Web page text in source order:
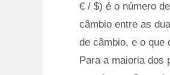
€ / $) é o número
câmbio entre as
de câmbio, e o que
Para a maioria dos